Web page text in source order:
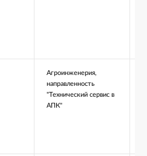
Агроинженерия,
направленность
"Технический сервис в
АПК"